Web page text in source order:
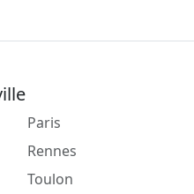
Paris
Rennes
Toulon